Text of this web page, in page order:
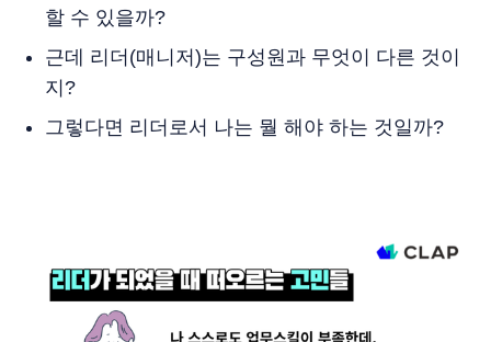
할 수 있을까?
근데 리더(매니저)는 구성원과 무엇이 다른 것이
지?
그렇다면 리더로서 나는 뭘 해야 하는 것일까?